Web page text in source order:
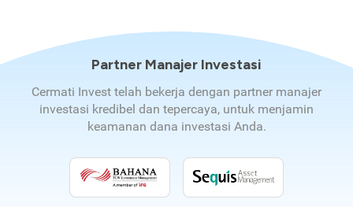
Partner Manajer Investasi
Cermati Invest telah bekerja dengan partner manajer
investasi kredibel dan tepercaya, untuk menjamin
keamanan dana investasi Anda.